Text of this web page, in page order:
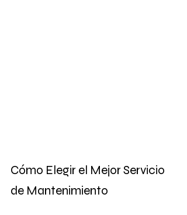
Cómo Elegir el Mejor Servicio
de Mantenimiento